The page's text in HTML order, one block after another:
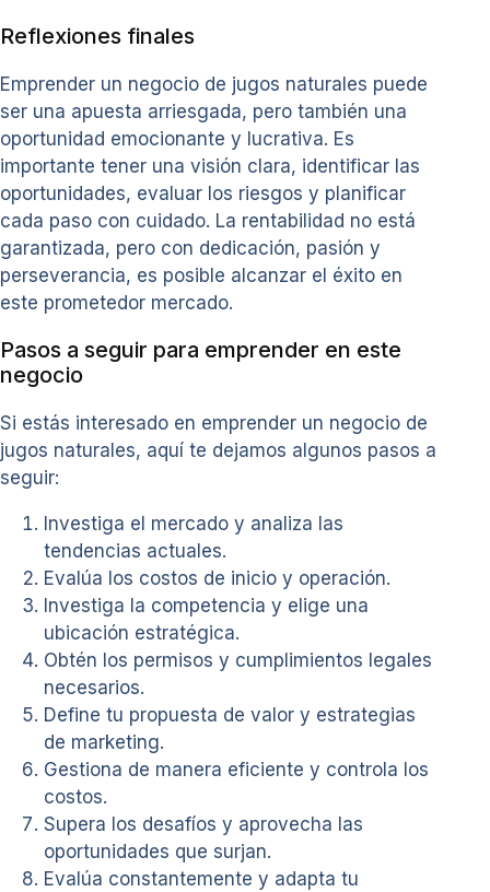
Reflexiones finales
Emprender un negocio de jugos naturales puede
ser una apuesta arriesgada, pero también una
oportunidad emocionante y lucrativa. Es
importante tener una visión clara, identificar las
oportunidades, evaluar los riesgos y planificar
cada paso con cuidado. La rentabilidad no está
garantizada, pero con dedicación, pasión y
perseverancia, es posible alcanzar el éxito en
este prometedor mercado.
Pasos a seguir para emprender en este
negocio
Si estás interesado en emprender un negocio de
jugos naturales, aquí te dejamos algunos pasos a
seguir:
Investiga el mercado y analiza las
tendencias actuales.
Evalúa los costos de inicio y operación.
Investiga la competencia y elige una
ubicación estratégica.
Obtén los permisos y cumplimientos legales
necesarios.
Define tu propuesta de valor y estrategias
de marketing.
Gestiona de manera eficiente y controla los
costos.
Supera los desafíos y aprovecha las
oportunidades que surjan.
Evalúa constantemente y adapta tu